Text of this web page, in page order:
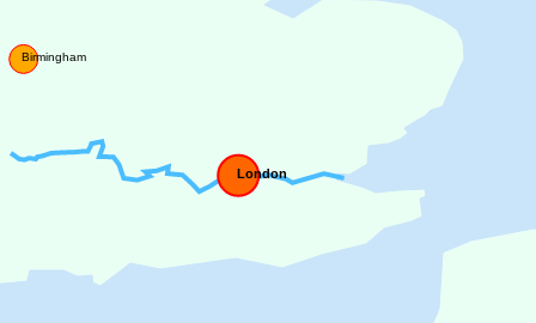
London
Birmingham